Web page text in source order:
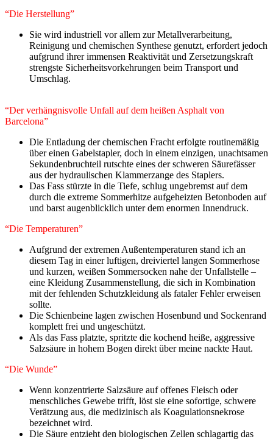
“Die Herstellung”
Sie wird industriell vor allem zur Metallverarbeitung,
Reinigung und chemischen Synthese genutzt, erfordert jedoch
aufgrund ihrer immensen Reaktivität und Zersetzungskraft
strengste Sicherheitsvorkehrungen beim Transport und
Umschlag.
“Der verhängnisvolle Unfall auf dem heißen Asphalt von
Barcelona”
​Die Entladung der chemischen Fracht erfolgte routinemäßig
über einen Gabelstapler, doch in einem einzigen, unachtsamen
Sekundenbruchteil rutschte eines der schweren Säurefässer
aus der hydraulischen Klammerzange des Staplers.
Das Fass stürzte in die Tiefe, schlug ungebremst auf dem
durch die extreme Sommerhitze aufgeheizten Betonboden auf
und barst augenblicklich unter dem enormen Innendruck.
“Die Temperaturen”
Aufgrund der extremen Außentemperaturen stand ich an
diesem Tag in einer luftigen, dreiviertel langen Sommerhose
und kurzen, weißen Sommersocken nahe der Unfallstelle –
eine Kleidung Zusammenstellung, die sich in Kombination
mit der fehlenden Schutzkleidung als fataler Fehler erweisen
sollte.
Die Schienbeine lagen zwischen Hosenbund und Sockenrand
komplett frei und ungeschützt.
Als das Fass platzte, spritzte die kochend heiße, aggressive
Salzsäure in hohem Bogen direkt über meine nackte Haut.
“Die Wunde”
Wenn konzentrierte Salzsäure auf offenes Fleisch oder
menschliches Gewebe trifft, löst sie eine sofortige, schwere
Verätzung aus, die medizinisch als Koagulationsnekrose
bezeichnet wird.
Die Säure entzieht den biologischen Zellen schlagartig das